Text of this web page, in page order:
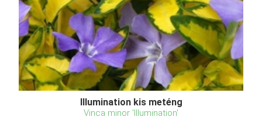
Illumination kis meténg
Vinca minor 'Illumination'